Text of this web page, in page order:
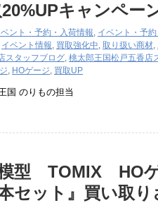
キャンペー
ント・予約・入荷情報, イベント・予
イベント情報, 買取強化中, 取り扱い商材,
スタッフブログ, 桃太郎王国松戸五香店
, HOゲージ, 買取UP
国 のりもの担当
模型 TOMIX HO
セット』買い取